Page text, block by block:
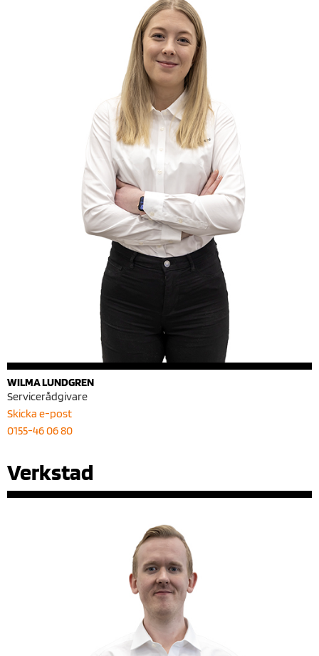
WILMA LUNDGREN
Servicerådgivare
Skicka e-post
0155-46 06 80
Verkstad